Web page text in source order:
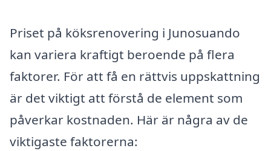
Priset på köksrenovering i Junosuando
kan variera kraftigt beroende på flera
faktorer. För att få en rättvis uppskattning
är det viktigt att förstå de element som
påverkar kostnaden. Här är några av de
viktigaste faktorerna: